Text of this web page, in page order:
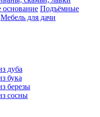
основание Подъёмные
Мебель для дачи
дуба
бука
березы
сосны